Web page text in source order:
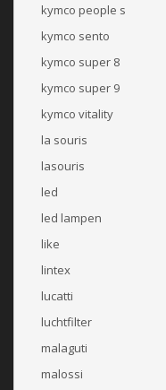
kymco people s
kymco sento
kymco super 8
kymco super 9
kymco vitality
la souris
lasouris
led
led lampen
like
lintex
lucatti
luchtfilter
malaguti
malossi